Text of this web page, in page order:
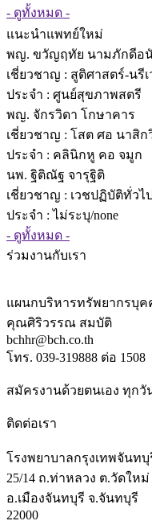
- ดูทั้งหมด -
แนะนำแพทย์ใหม่
พญ. ขวัญฤทัย นามภักดีอ
เชี่ยวชาญ : สูติศาสตร์-นรี
ประจำ : ศูนย์สุขภาพสตรี
พญ. จักรวิดา โกษาคาร
เชี่ยวชาญ : โสต ศอ นาสิก
ประจำ : คลินิกหู คอ จมูก
นพ. ฐิติณัฐ จารุฐิติ
เชี่ยวชาญ : เวชปฏิบัติทั่วไป
ประจำ : ไม่ระบุ/none
- ดูทั้งหมด -
ร่วมงานกับเรา
แผนกบริหารทรัพยากรบุค
คุณศิริวรรณ สมบัติ
bchhr@bch.co.th
โทร. 039-319888 ต่อ 1508
สมัครงานด้วยตนเอง ทุกวั
ติดต่อเรา
โรงพยาบาลกรุงเทพจันทบุ
25/14 ถ.ท่าหลวง ต.วัดใหม่
อ.เมืองจันทบุรี จ.จันทบุรี
22000